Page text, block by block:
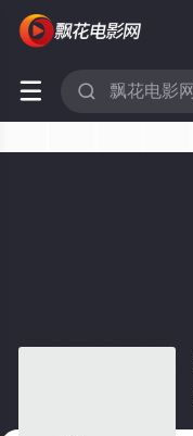
 